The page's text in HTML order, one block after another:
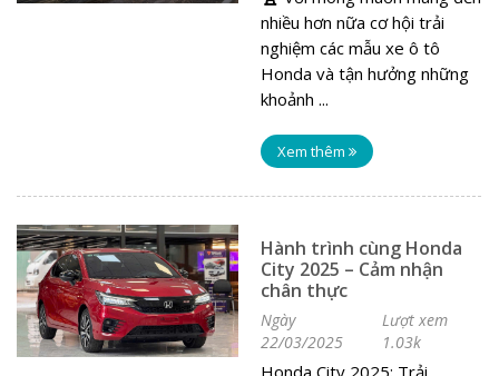
nhiều hơn nữa cơ hội trải
nghiệm các mẫu xe ô tô
Honda và tận hưởng những
khoảnh ...
Xem thêm
Hành trình cùng Honda
City 2025 – Cảm nhận
chân thực
Ngày
22/03/2025
Lượt xem
1.03k
Honda City 2025: Trải